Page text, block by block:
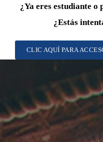
Página principal
Sobre nosotros
¿Ya eres estudiante
¿Estás
CLIC AQUÍ PARA